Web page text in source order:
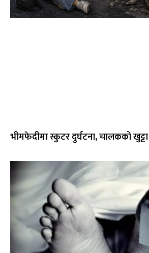
भीमफेदीमा स्कुटर दुर्घटना, चालकको